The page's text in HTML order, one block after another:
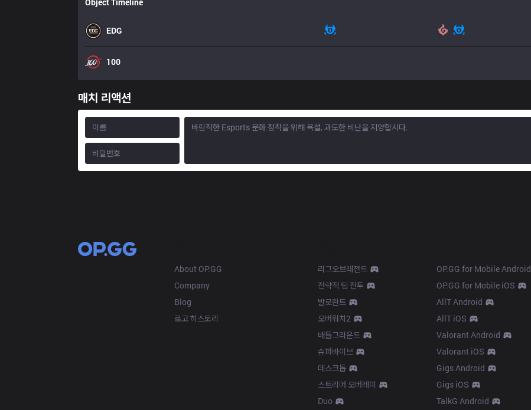
EDG
100
매치 리액션
About OP.GG
Company
Blog
로고 히스토리
리그오브레전드
전략적 팀 전투
발로란트
오버워치2
배틀그라운드
슈퍼바이브
데스크톱
스트리머 오버레이
Duo
OP.GG for Mobile Android
OP.GG for Mobile iOS
AllT Android
AllT iOS
Valorant Android
Valorant iOS
Gigs Android
Gigs iOS
TalkG Android